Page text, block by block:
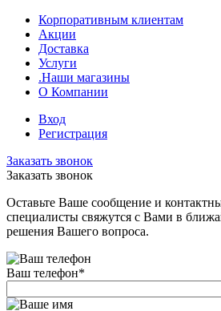
Корпоративным клиентам
Акции
Доставка
Услуги
.Наши магазины
О Компании
Вход
Регистрация
Заказать звонок
Заказать звонок
Оставьте Ваше сообщение и
специалисты свяжутся с Вами в
решения Вашего вопроса.
Ваш телефон*